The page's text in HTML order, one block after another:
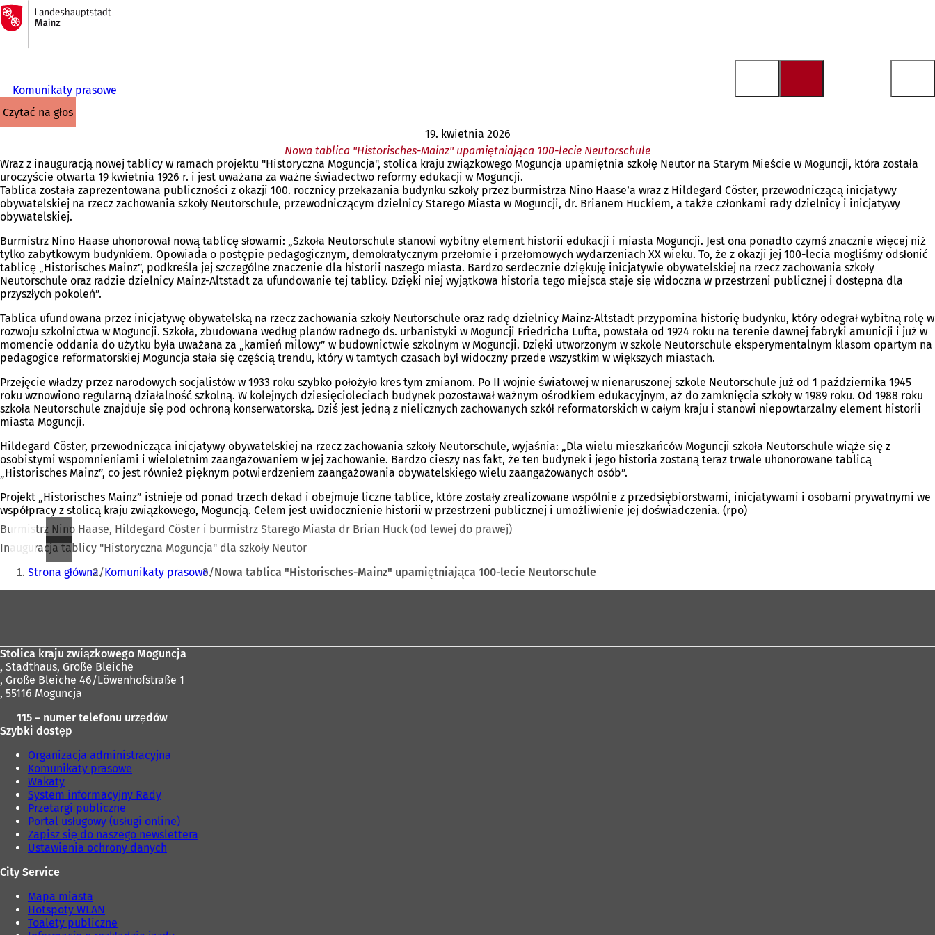
Przejdź do treści
Do
strony
głównej
Komunikaty prasowe
czytać na głos
19. kwietnia 2026
Nowa tablica "Historisches-Mainz" upamiętniająca 100-lecie Neutorschule
Wraz z inauguracją nowej tablicy w ramach projektu "Historyczna Moguncja", stolica kraju związkowego Moguncja upamiętnia szkołę Neutor na Starym Mieście w Moguncji, która została
uroczyście otwarta 19 kwietnia 1926 r. i jest uważana za ważne świadectwo reformy edukacji w Moguncji.
Tablica została zaprezentowana publiczności z okazji 100. rocznicy przekazania budynku szkoły przez burmistrza Nino Haase’a wraz z Hildegard Cöster, przewodniczącą inicjatywy
obywatelskiej na rzecz zachowania szkoły Neutorschule, przewodniczącym dzielnicy Starego Miasta w Moguncji, dr. Brianem Huckiem, a także członkami rady dzielnicy i inicjatywy
obywatelskiej.
Burmistrz Nino Haase uhonorował nową tablicę słowami: „Szkoła Neutorschule stanowi wybitny element historii edukacji i miasta Moguncji. Jest ona ponadto czymś znacznie więcej niż
tylko zabytkowym budynkiem. Opowiada o postępie pedagogicznym, demokratycznym przełomie i przełomowych wydarzeniach XX wieku. To, że z okazji jej 100-lecia mogliśmy odsłonić
tablicę „Historisches Mainz”, podkreśla jej szczególne znaczenie dla historii naszego miasta. Bardzo serdecznie dziękuję inicjatywie obywatelskiej na rzecz zachowania szkoły
Neutorschule oraz radzie dzielnicy Mainz-Altstadt za ufundowanie tej tablicy. Dzięki niej wyjątkowa historia tego miejsca staje się widoczna w przestrzeni publicznej i dostępna dla
przyszłych pokoleń”.
Tablica ufundowana przez inicjatywę obywatelską na rzecz zachowania szkoły Neutorschule oraz radę dzielnicy Mainz-Altstadt przypomina historię budynku, który odegrał wybitną rolę w
rozwoju szkolnictwa w Moguncji. Szkoła, zbudowana według planów radnego ds. urbanistyki w Moguncji Friedricha Lufta, powstała od 1924 roku na terenie dawnej fabryki amunicji i już w
momencie oddania do użytku była uważana za „kamień milowy” w budownictwie szkolnym w Moguncji. Dzięki utworzonym w szkole Neutorschule eksperymentalnym klasom opartym na
pedagogice reformatorskiej Moguncja stała się częścią trendu, który w tamtych czasach był widoczny przede wszystkim w większych miastach.
Przejęcie władzy przez narodowych socjalistów w 1933 roku szybko położyło kres tym zmianom. Po II wojnie światowej w nienaruszonej szkole Neutorschule już od 1 października 1945
roku wznowiono regularną działalność szkolną. W kolejnych dziesięcioleciach budynek pozostawał ważnym ośrodkiem edukacyjnym, aż do zamknięcia szkoły w 1989 roku. Od 1988 roku
szkoła Neutorschule znajduje się pod ochroną konserwatorską. Dziś jest jedną z nielicznych zachowanych szkół reformatorskich w całym kraju i stanowi niepowtarzalny element historii
miasta Moguncji.
Hildegard Cöster, przewodnicząca inicjatywy obywatelskiej na rzecz zachowania szkoły Neutorschule, wyjaśnia: „Dla wielu mieszkańców Moguncji szkoła Neutorschule wiąże się z
osobistymi wspomnieniami i wieloletnim zaangażowaniem w jej zachowanie. Bardzo cieszy nas fakt, że ten budynek i jego historia zostaną teraz trwale uhonorowane tablicą
„Historisches Mainz”, co jest również pięknym potwierdzeniem zaangażowania obywatelskiego wielu zaangażowanych osób”.
Projekt „Historisches Mainz” istnieje od ponad trzech dekad i obejmuje liczne tablice, które zostały zrealizowane wspólnie z przedsiębiorstwami, inicjatywami i osobami prywatnymi we
współpracy z stolicą kraju związkowego, Moguncją. Celem jest uwidocznienie historii w przestrzeni publicznej i umożliwienie jej doświadczenia. (rpo)
Burmistrz Nino Haase, Hildegard Cöster i burmistrz Starego Miasta dr Brian Huck (od lewej do prawej)
Inauguracja tablicy "Historyczna Moguncja" dla szkoły Neutor
Jesteś
tutaj:
Strona główna Komunikaty prasowe Nowa tablica "Historisches-Mainz" upamiętniająca 100-lecie Neutorschule
Stolica kraju związkowego Moguncja
, Stadthaus, Große Bleiche
, Große Bleiche 46/Löwenhofstraße 1
, 55116 Moguncja
115 – numer telefonu urzędów
Szybki dostęp
Organizacja administracyjna
Komunikaty prasowe
Wakaty
System informacyjny Rady
Przetargi publiczne
Portal usługowy (usługi online)
Zapisz się do naszego newslettera
Ustawienia ochrony danych
City Service
Mapa miasta
Hotspoty WLAN
Toalety publiczne